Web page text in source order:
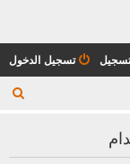
تسجيل الدخول